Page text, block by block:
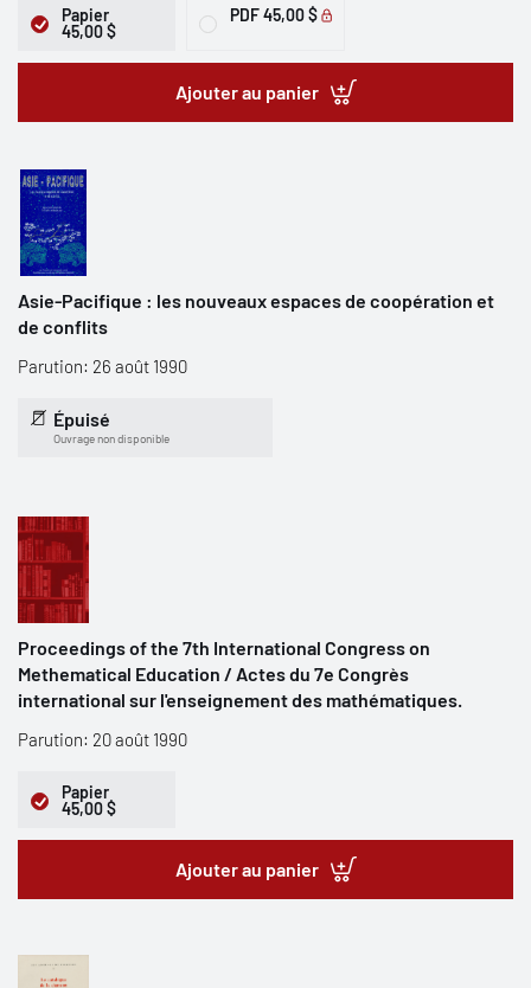
Papier
45,00 $
PDF45,00 $
Ajouter au panier
Asie-Pacifique : les nouveaux espaces de coopération et
de conflits
Parution: 26 août 1990
Épuisé
Ouvrage non disponible
Proceedings of the 7th International Congress on
Methematical Education / Actes du 7e Congrès
international sur l'enseignement des mathématiques.
Parution: 20 août 1990
Papier
45,00 $
Ajouter au panier